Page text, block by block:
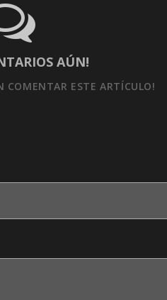
AÚN!
COMENTAR ESTE ARTÍCULO!